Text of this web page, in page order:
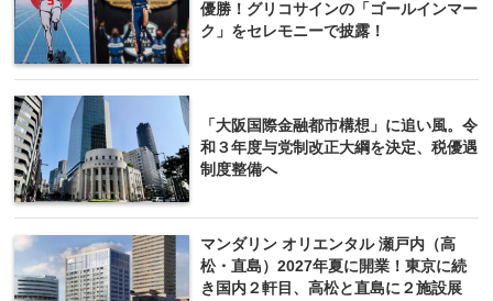
優勝！グリコサインの「ゴールインマー
ク」をセレモニーで披露！
「大阪国際金融都市構想」に追い風。令
和３年度与党制改正大綱を決定、税優遇
制度整備へ
マンダリン オリエンタル 瀬戸内（高
松・直島）2027年夏に開業！東京に続
き国内２軒目、高松と直島に２施設展